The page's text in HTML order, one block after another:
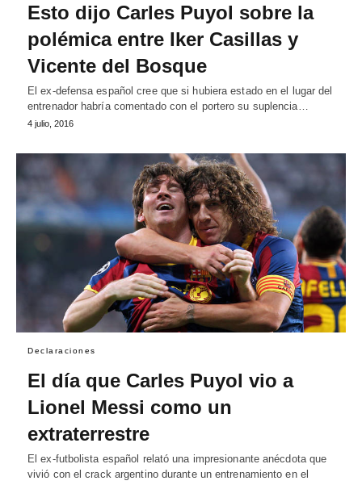
Esto dijo Carles Puyol sobre la
polémica entre Iker Casillas y
Vicente del Bosque
El ex-defensa español cree que si hubiera estado en el lugar del
entrenador habría comentado con el portero su suplencia…
4 julio, 2016
Declaraciones
El día que Carles Puyol vio a
Lionel Messi como un
extraterrestre
El ex-futbolista español relató una impresionante anécdota que
vivió con el crack argentino durante un entrenamiento en el